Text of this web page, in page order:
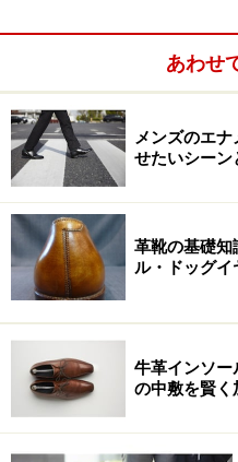
大方の人は特に何も考え
でしょうか？
あわせ
メンズのエ
せたいシーン
革靴の基礎知
ル・ドッグイ
牛革インソー
の中敷を賢く